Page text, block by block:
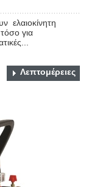
ελαιοκίνητη
για
Λεπτομέρειες